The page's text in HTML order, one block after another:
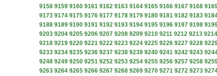
9158 9159 9160 9161 9162 9163 9164 9165 9166 9167 9168
9173 9174 9175 9176 9177 9178 9179 9180 9181 9182 9183
9188 9189 9190 9191 9192 9193 9194 9195 9196 9197 9198
9203 9204 9205 9206 9207 9208 9209 9210 9211 9212 9213 9214
9218 9219 9220 9221 9222 9223 9224 9225 9226 9227 9228
9233 9234 9235 9236 9237 9238 9239 9240 9241 9242 9243
9248 9249 9250 9251 9252 9253 9254 9255 9256 9257 9258
9263 9264 9265 9266 9267 9268 9269 9270 9271 9272 9273